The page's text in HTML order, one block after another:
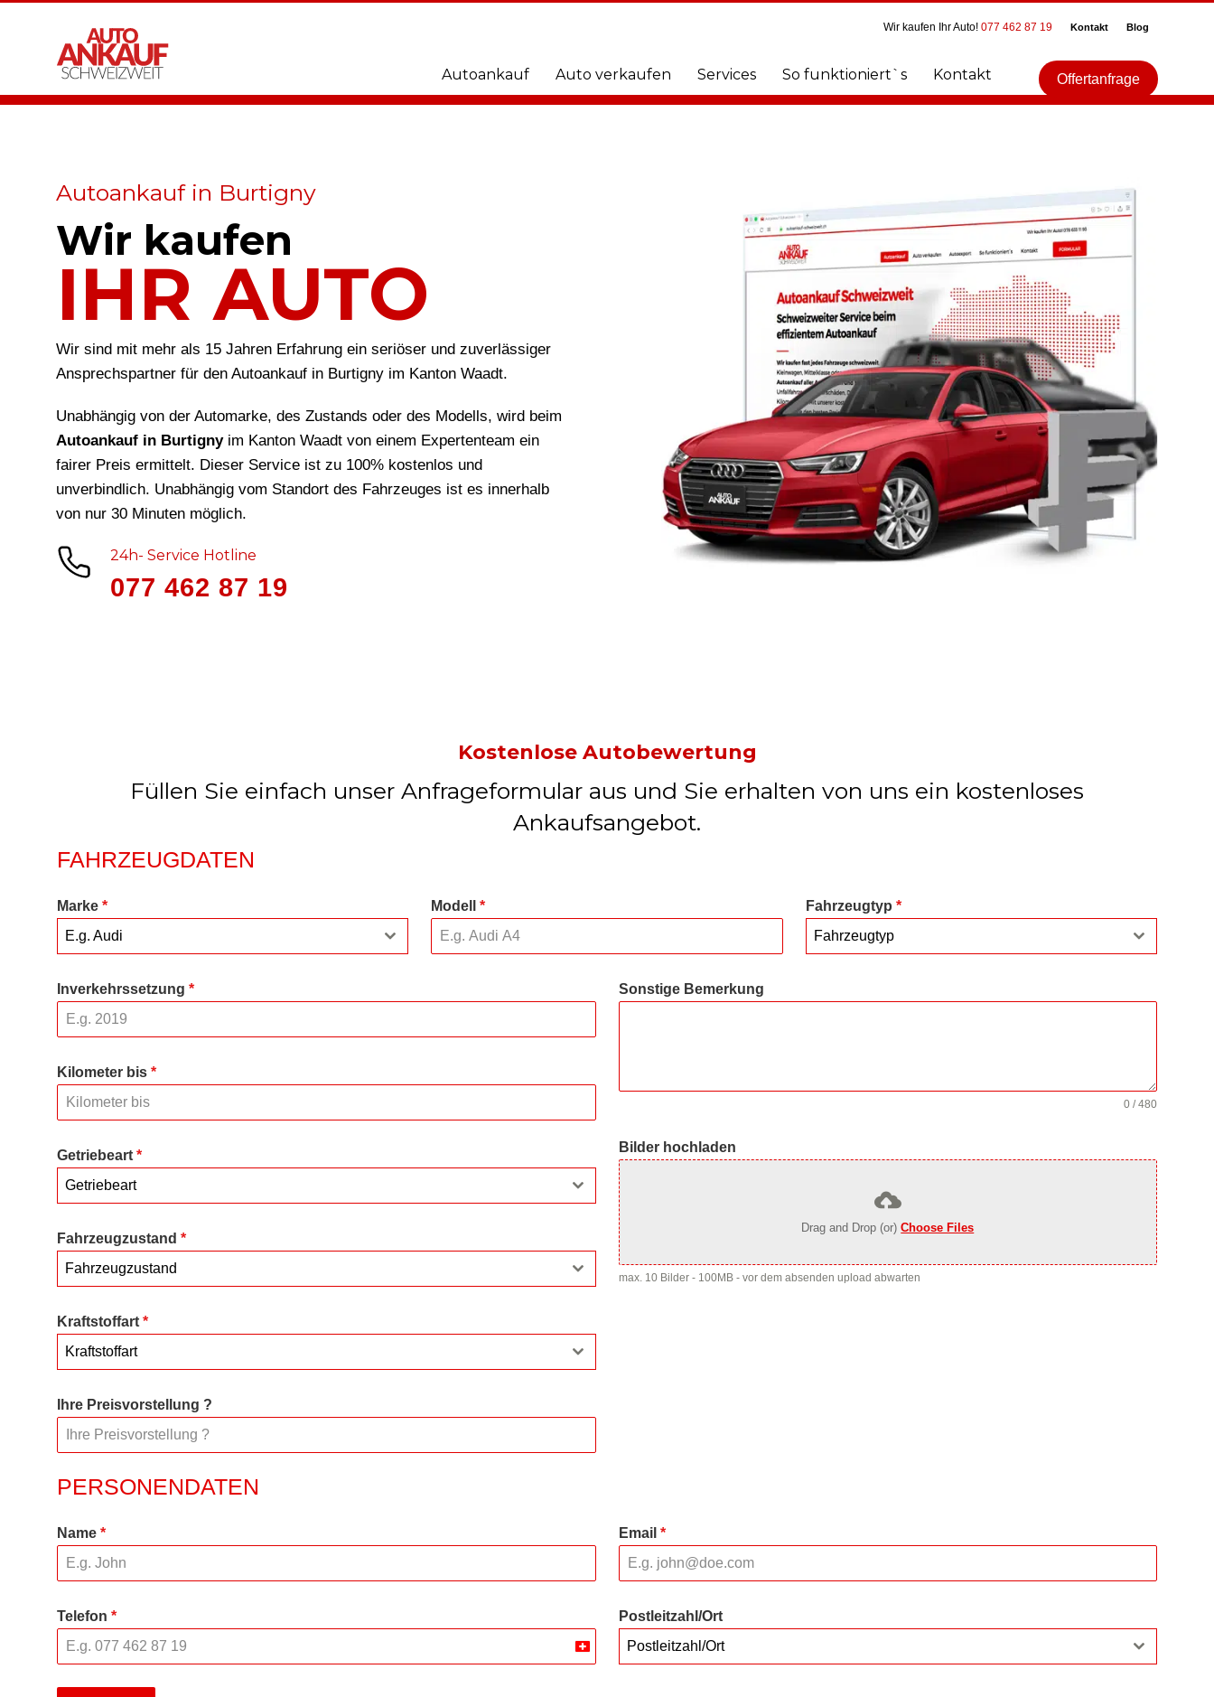
Wir kaufen Ihr Auto! 077 462 87 19 Kontakt Blog
Autoankauf Auto verkaufen Services So funktioniert`s Kontakt Offertanfrage
Autoankauf in Burtigny
Wir kaufen
IHR AUTO
Wir sind mit mehr als 15 Jahren Erfahrung ein seriöser und zuverlässiger
Ansprechspartner für den Autoankauf in Burtigny im Kanton Waadt.
Unabhängig von der Automarke, des Zustands oder des Modells, wird beim
Autoankauf in Burtignyim Kanton Waadt von einem Expertenteam ein
fairer Preis ermittelt. Dieser Service ist zu 100% kostenlos und
unverbindlich. Unabhängig vom Standort des Fahrzeuges ist es innerhalb
von nur 30 Minuten möglich.
24h- Service Hotline
077 462 87 19
Kostenlose Autobewertung
Füllen Sie einfach unser Anfrageformular aus und Sie erhalten von uns ein kostenloses
Ankaufsangebot.
FAHRZEUGDATEN
Marke *
E.g. Audi
Modell* Fahrzeugtyp *
Fahrzeugtyp
Inverkehrssetzung *
Kilometer bis *
Getriebeart *
Getriebeart
Fahrzeugzustand *
Fahrzeugzustand
Kraftstoffart *
Kraftstoffart
Ihre Preisvorstellung ?
Sonstige Bemerkung
0 / 480
Bilder hochladen
Drag and Drop (or)Choose Files
max. 10 Bilder - 100MB - vor dem absenden upload abwarten
PERSONENDATEN
Name * Email *
Telefon *
Switzerland
Postleitzahl/Ort
Postleitzahl/Ort